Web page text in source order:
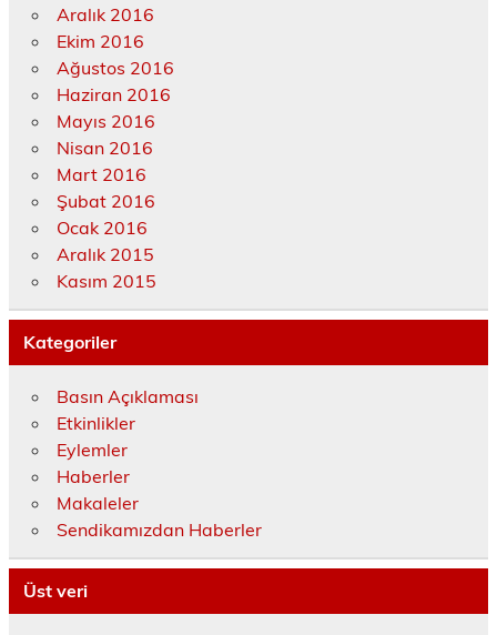
Aralık 2016
Ekim 2016
Ağustos 2016
Haziran 2016
Mayıs 2016
Nisan 2016
Mart 2016
Şubat 2016
Ocak 2016
Aralık 2015
Kasım 2015
Kategoriler
Basın Açıklaması
Etkinlikler
Eylemler
Haberler
Makaleler
Sendikamızdan Haberler
Üst veri